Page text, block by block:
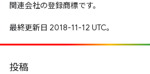
関連会社の登録商標です。
最終更新日 2018-11-12 UTC。
投稿